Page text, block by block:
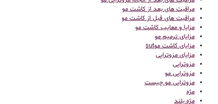
مراقبت های بعد از کاشت مو
مراقبت های قبل از کاشت مو
مزایا و معایب کاشت مو
مزایای ترمیم مو
مزایای کاشت موsut
مزایای مزوتراپی
مزوتراپی
مزوتراپی مو
مزوتراپی مو چیست
مژه
مژه بلند